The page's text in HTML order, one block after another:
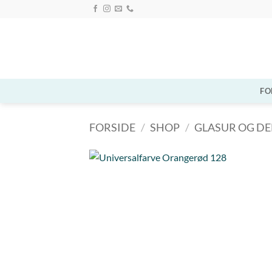
FORSIDE / SHOP / GLASUR OG